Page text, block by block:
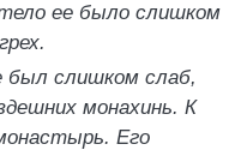
ее было слишком
слишком слаб,
монахинь. К
Его